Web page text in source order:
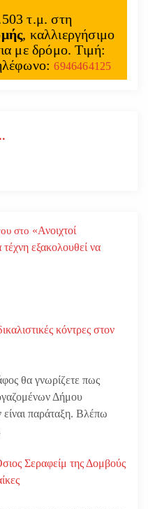
τ.μ. στη
, καλλιεργήσιμο
με δρόμο. Τιμή:
6946464125
στο «Ανοιχτοί
εξακολουθεί να
κόντρες στον
θα γνωρίζετε πως
Δήμου
παράταξη. Βλέπω
Σεραφείμ της Δομβούς